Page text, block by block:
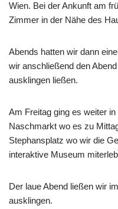
Wien. Bei der Ankunft am
Zimmer in der Nähe des
Abends hatten wir dann
wir anschließend den
ausklingen ließen.
Am Freitag ging es weiter
Naschmarkt wo es zu
Stephansplatz wo wir die
interaktive Museum
Der laue Abend ließen wir
ausklingen.